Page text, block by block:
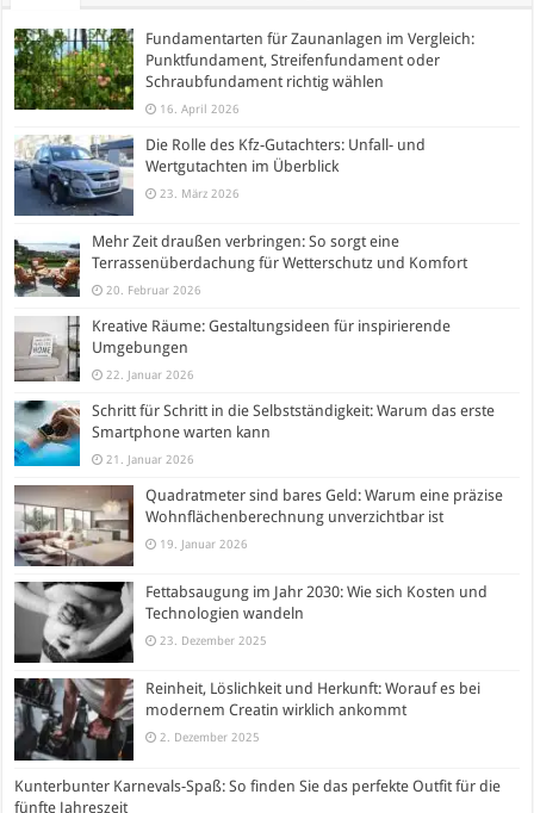
Fundamentarten für Zaunanlagen im Vergleich:
Punktfundament, Streifenfundament oder
Schraubfundament richtig wählen
16. April 2026
Die Rolle des Kfz-Gutachters: Unfall- und
Wertgutachten im Überblick
23. März 2026
Mehr Zeit draußen verbringen: So sorgt eine
Terrassenüberdachung für Wetterschutz und Komfort
20. Februar 2026
Kreative Räume: Gestaltungsideen für inspirierende
Umgebungen
22. Januar 2026
Schritt für Schritt in die Selbstständigkeit: Warum das erste
Smartphone warten kann
21. Januar 2026
Quadratmeter sind bares Geld: Warum eine präzise
Wohnflächenberechnung unverzichtbar ist
19. Januar 2026
Fettabsaugung im Jahr 2030: Wie sich Kosten und
Technologien wandeln
23. Dezember 2025
Reinheit, Löslichkeit und Herkunft: Worauf es bei
modernem Creatin wirklich ankommt
2. Dezember 2025
Kunterbunter Karnevals-Spaß: So finden Sie das perfekte Outfit für die
fünfte Jahreszeit